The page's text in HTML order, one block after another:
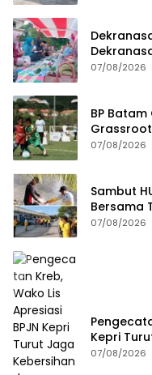
Gedung
07/08/2026
BP
07/08/2026
Sambut
Bersama
Pantai
07/08/2026
Kepri
07/08/2026